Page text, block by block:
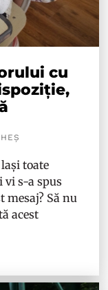
cu
toate
vi s-a spus
mesaj? Să nu
acest